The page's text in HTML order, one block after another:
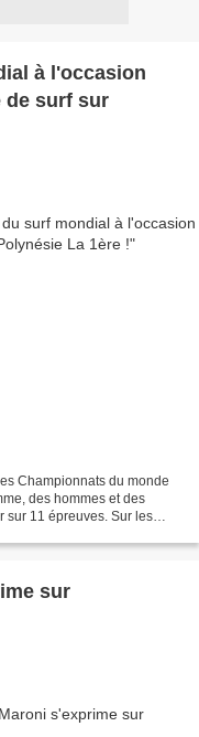
à l'occasion
de surf sur
Championnats du monde
des hommes et des
sur 11 épreuves. Sur les
sur